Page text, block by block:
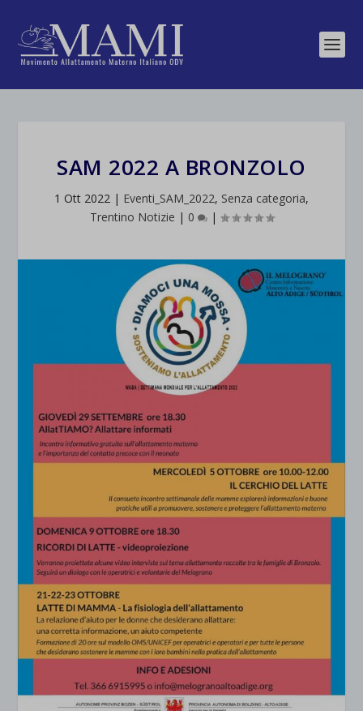
SAM 2022 A BRONZOLO
1 Ott 2022 | Eventi_SAM_2022, Senza categoria,
Trentino Notizie | 0 |